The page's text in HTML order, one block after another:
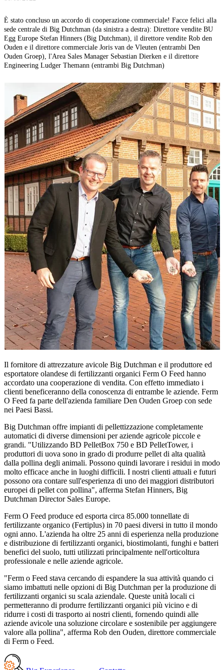
È stato concluso un accordo di cooperazione commerciale! Facce felici alla
sede centrale di Big Dutchman (da sinistra a destra): Direttore vendite BU
Egg Europe Stefan Hinners (Big Dutchman), il direttore vendite Rob den
Ouden e il direttore commerciale Joris van de Vleuten (entrambi Den
Ouden Groep), l'Area Sales Manager Sebastian Dierken e il direttore
Engineering Ludger Themann (entrambi Big Dutchman)
Il fornitore di attrezzature avicole Big Dutchman e il produttore ed
esportatore olandese di fertilizzanti organici Ferm O Feed hanno
accordato una cooperazione di vendita. Con effetto immediato i
clienti beneficeranno della conoscenza di entrambe le aziende. Ferm
O Feed fa parte dell'azienda familiare Den Ouden Groep con sede
nei Paesi Bassi.
Big Dutchman offre impianti di pellettizzazione completamente
automatici di diverse dimensioni per aziende agricole piccole e
grandi. "Utilizzando BD PelletBox 750 e BD PelletTower, i
produttori di uova sono in grado di produrre pellet di alta qualità
dalla pollina degli animali. Possono quindi lavorare i residui in modo
molto efficace anche in luoghi difficili. I nostri clienti attuali e futuri
possono ora contare sull'esperienza di uno dei maggiori distributori
europei di pellet con pollina", afferma Stefan Hinners, Big
Dutchman Director Sales Europe.
Ferm O Feed produce ed esporta circa 85.000 tonnellate di
fertilizzante organico (Fertiplus) in 70 paesi diversi in tutto il mondo
ogni anno. L'azienda ha oltre 25 anni di esperienza nella produzione
e distribuzione di fertilizzanti organici, biostimolanti, funghi e batteri
benefici del suolo, tutti utilizzati principalmente nell'orticoltura
professionale e nelle aziende agricole.
"Ferm o Feed stava cercando di espandere la sua attività quando ci
siamo imbattuti nelle opzioni di Big Dutchman per la produzione di
fertilizzanti organici su scala aziendale. Queste unità locali ci
permetteranno di produrre fertilizzanti organici più vicino e di
ridurre i costi di trasporto ai nostri clienti, fornendo quindi alle
aziende avicole una soluzione circolare e sostenibile per aggiungere
valore alla pollina", afferma Rob den Ouden, direttore commerciale
di Ferm o Feed.